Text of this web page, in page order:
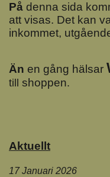
På denna sida
att visas. Det kan
inkommet,
Än en gång hälsar
till shoppen.
Aktuellt
17 Januari 2026